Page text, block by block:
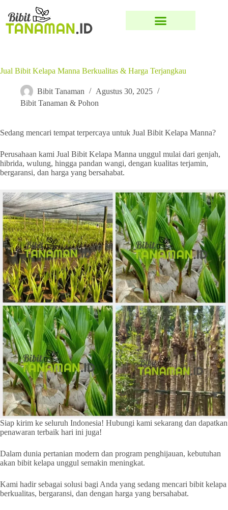
Jual Bibit Kelapa Manna Berkualitas & Harga Terjangkau
Bibit Tanaman
Agustus 30, 2025
Bibit Tanaman & Pohon
Sedang mencari tempat terpercaya untuk Jual Bibit Kelapa Manna?
Perusahaan kami Jual Bibit Kelapa Manna unggul mulai dari genjah,
hibrida, wulung, hingga pandan wangi, dengan kualitas terjamin,
bergaransi, dan harga yang bersahabat.
Siap kirim ke seluruh Indonesia! Hubungi kami sekarang dan dapatkan
penawaran terbaik hari ini juga!
Dalam dunia pertanian modern dan program penghijauan, kebutuhan
akan bibit kelapa unggul semakin meningkat.
Kami hadir sebagai solusi bagi Anda yang sedang mencari bibit kelapa
berkualitas, bergaransi, dan dengan harga yang bersahabat.